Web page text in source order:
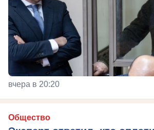
вчера в 20:20
Общество